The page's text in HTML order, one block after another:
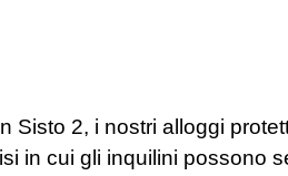
Sisto 2, i nostri alloggi
in cui gli inquilini possono